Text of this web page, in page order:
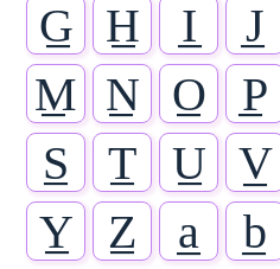
G̲ H̲ I̲ J̲
M̲ N̲ O̲ P̲
S̲
T̲ U̲ V̲
Y̲
Z̲ a̲ b̲